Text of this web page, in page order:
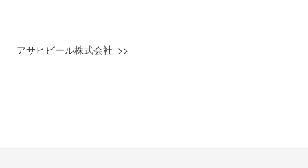
アサヒビール株式会社